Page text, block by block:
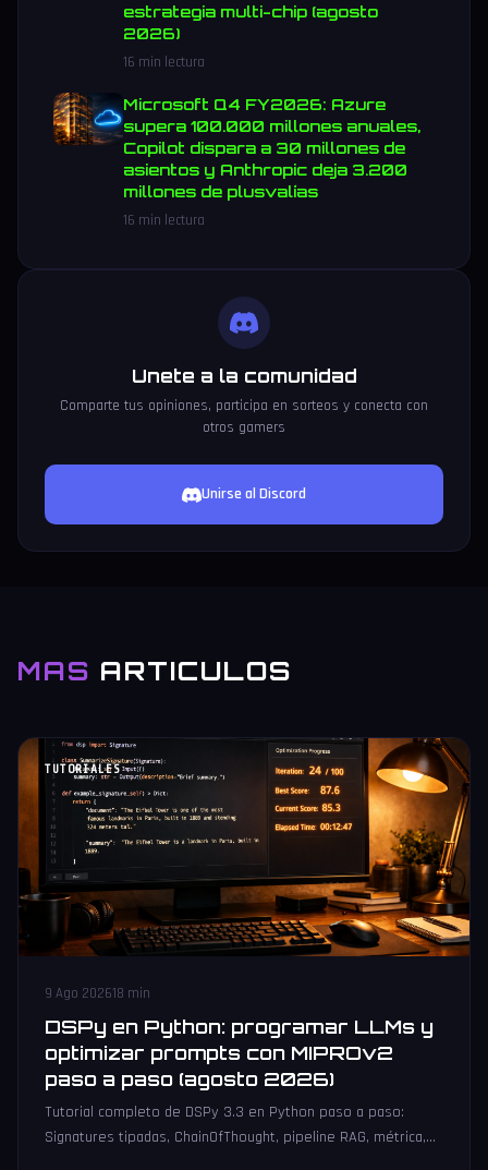
estrategia multi-chip (agosto
2026)
16 min lectura
Microsoft Q4 FY2026: Azure
supera 100.000 millones anuales,
Copilot dispara a 30 millones de
asientos y Anthropic deja 3.200
millones de plusvalías
16 min lectura
Unete a la comunidad
Comparte tus opiniones, participa en sorteos y conecta con
otros gamers
Unirse al Discord
MAS ARTICULOS
TUTORIALES
9 Ago 202618 min
DSPy en Python: programar LLMs y
optimizar prompts con MIPROv2
paso a paso (agosto 2026)
Tutorial completo de DSPy 3.3 en Python paso a paso:
Signatures tipadas, ChainOfThought, pipeline RAG, métrica,